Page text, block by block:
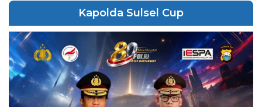
Kapolda Sulsel Cup